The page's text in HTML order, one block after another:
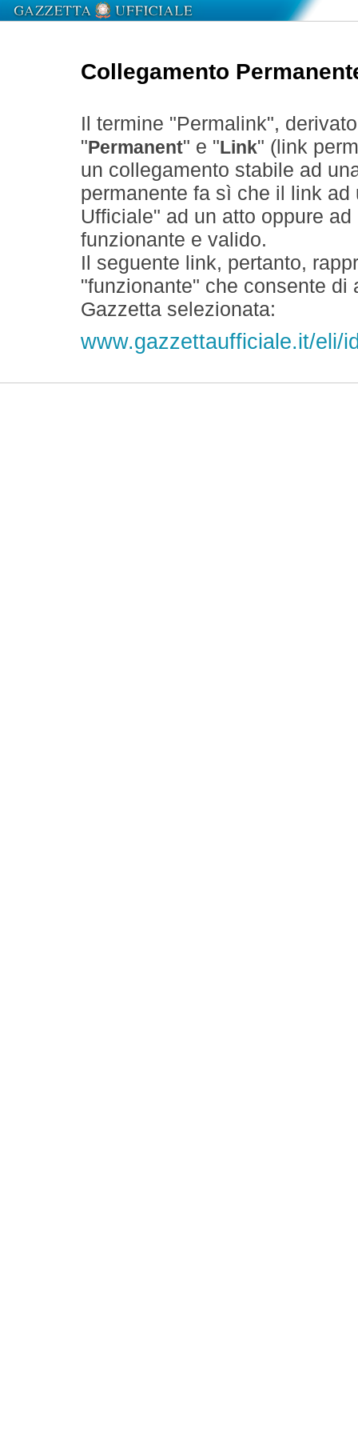
Collegamento
Il termine "Permalink",
" Permanent" e " Link" (link
un collegamento stabile ad
permanente fa sì che il link
Ufficiale" ad un atto oppure
funzionante e valido.
Il seguente link, pertanto,
"funzionante" che consente
Gazzetta selezionata:
www.gazzettaufficiale.it/eli/